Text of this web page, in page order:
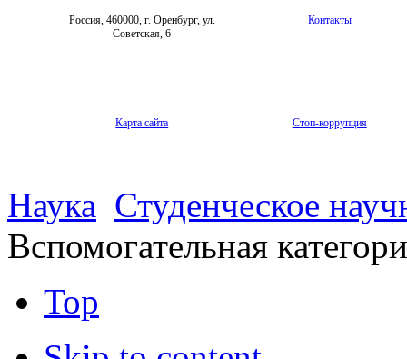
Россия, 460000, г. Оренбург, ул.
Советская, 6
Контакты
Карта сайта Стоп-коррупция
Наука Студенческое
Вспомогательная
Top